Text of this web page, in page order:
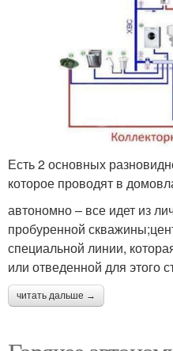
Есть 2 основных
которое проводят в
автономно – все идет из
пробуренной
специальной линии,
или отведенной для этого
читать дальше →